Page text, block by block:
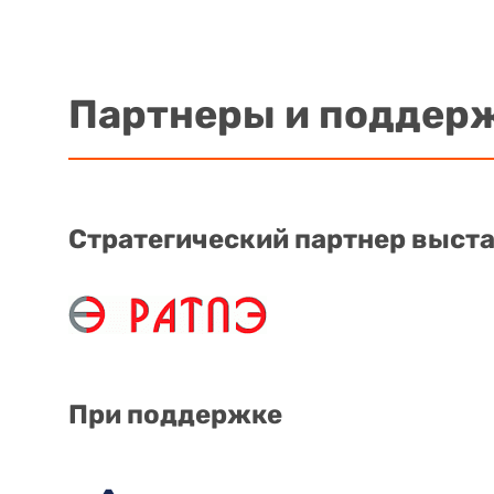
Партнеры и
Стратегический партнер
При поддержке